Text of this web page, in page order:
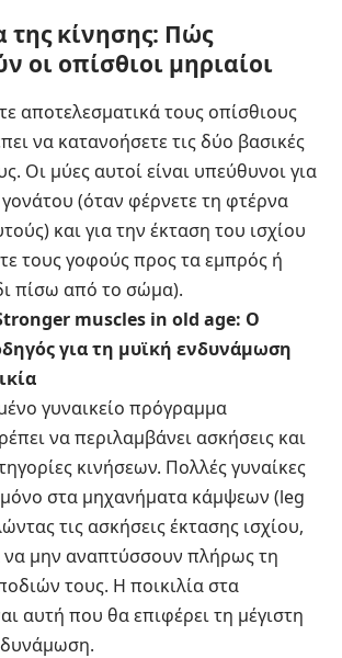
της κίνησης: Πώς
οι οπίσθιοι μηριαίοι
αποτελεσματικά τους οπίσθιους
να κατανοήσετε τις δύο βασικές
Οι μύες αυτοί είναι υπεύθυνοι για
(όταν φέρνετε τη φτέρνα
και για την έκταση του ισχίου
τους γοφούς προς τα εμπρός ή
πίσω από το σώμα).
muscles in old age: Ο
για τη μυϊκή ενδυνάμωση
γυναικείο πρόγραμμα
να περιλαμβάνει ασκήσεις και
κινήσεων. Πολλές γυναίκες
μόνο στα μηχανήματα κάμψεων (leg
τις ασκήσεις έκτασης ισχίου,
να μην αναπτύσσουν πλήρως τη
τους. Η ποικιλία στα
αυτή που θα επιφέρει τη μέγιστη